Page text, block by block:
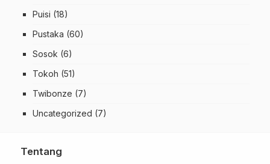
Puisi (18)
Pustaka (60)
Sosok (6)
Tokoh (51)
Twibonze (7)
Uncategorized (7)
Tentang